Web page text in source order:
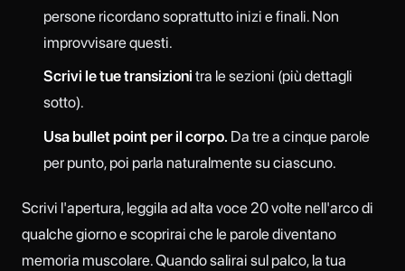
persone ricordano soprattutto inizi e finali. Non
improvvisare questi.
Scrivi le tue transizioni tra le sezioni (più dettagli
sotto).
Usa bullet point per il corpo. Da tre a cinque parole
per punto, poi parla naturalmente su ciascuno.
Scrivi l'apertura, leggila ad alta voce 20 volte nell'arco di
qualche giorno e scoprirai che le parole diventano
memoria muscolare. Quando salirai sul palco, la tua